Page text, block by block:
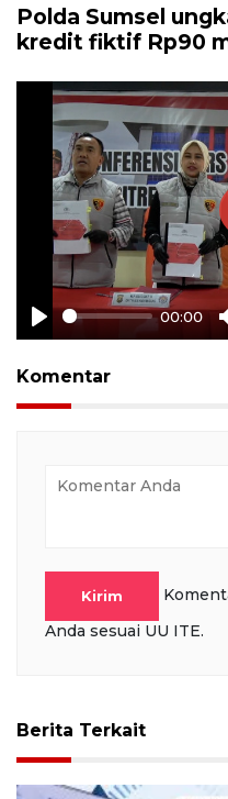
Polda Sumsel
kredit fiktif Rp90
Play
00:00
Komentar
Kirim
Anda sesuai UU ITE.
Berita Terkait